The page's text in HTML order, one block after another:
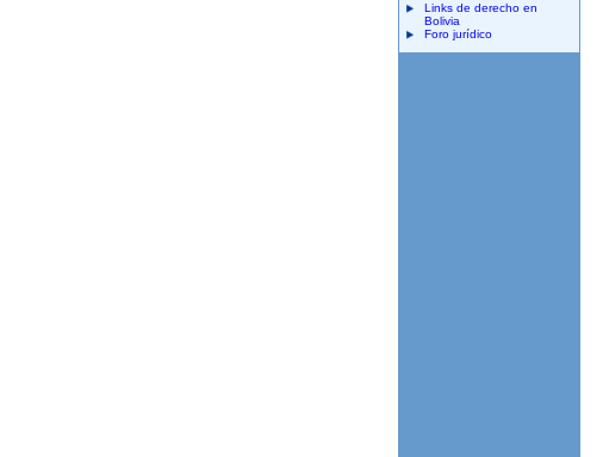
Links de derecho en
Bolivia
Foro jurídico